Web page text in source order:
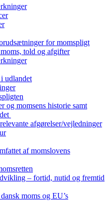
for momspligt
told og afgifter
udlandet
og momsens historie samt
afgørelser/vejledninger
af momslovens
– fortid, nutid og fremtid
moms og EU’s